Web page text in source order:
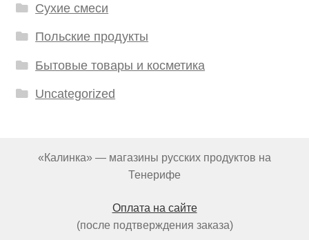
Сухие смеси
Польские продукты
Бытовые товары и косметика
Uncategorized
«Калинка» — магазины русских продуктов на
Тенерифе
Оплата на сайте
(после подтверждения заказа)